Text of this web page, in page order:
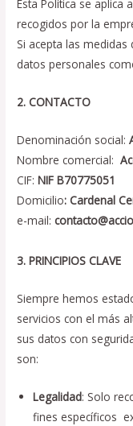
Esta Política se
recogidos por la
Si acepta las
datos personales
2. CONTACTO
Denominación social:
Nombre comercial:
CIF:NIF B70775051
Domicilio: Cardenal
e-mail:
3. PRINCIPIOS CLAVE
Siempre hemos
servicios con el más
sus datos con
son:
Legalidad: Solo
fines específicos